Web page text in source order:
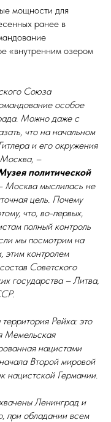
мощности для
ранее в
«внутренним озером
Союза
особое
Можно даже с
что на начальном
и его окружения
–
политической
Москва мыслилась не
цель. Почему
что, во-первых,
полный контроль
мы посмотрим на
этим контролем
Советского
государства – Литва,
Рейха: это
Мемельская
нацистами
Второй мировой
нацистской Германии.
Ленинград и
при обладании всем